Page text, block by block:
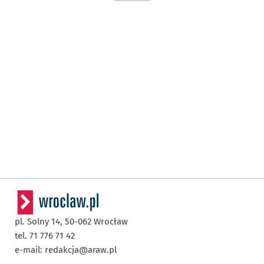
pl. Solny 14, 50-062 Wrocław
tel. 71 776 71 42
e-mail: redakcja@araw.pl